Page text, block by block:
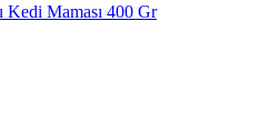
Maması 400 Gr